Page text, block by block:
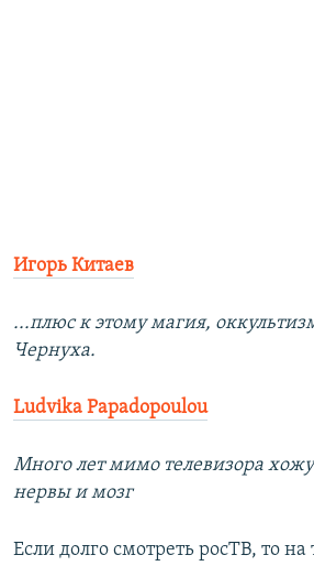
Игорь Китаев
...плюс к этому магия,
Чернуха.
Ludvika Papadopoulou
Много лет мимо телевизора хожу
нервы и мозг
Если долго смотреть росТВ, то на